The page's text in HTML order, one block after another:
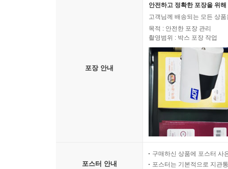
포장 안내
안전하고 정확한 포장을 위
고객님께 배송되는 모든 상
목적 : 안전한 포장 관리
촬영범위 : 박스 포장 작업
포스터 안내
구매하신 상품에 포스터 사
포스터는 기본적으로 지관